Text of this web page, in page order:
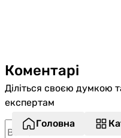
Коментарі
Діліться своєю думкою
експертам
Головна